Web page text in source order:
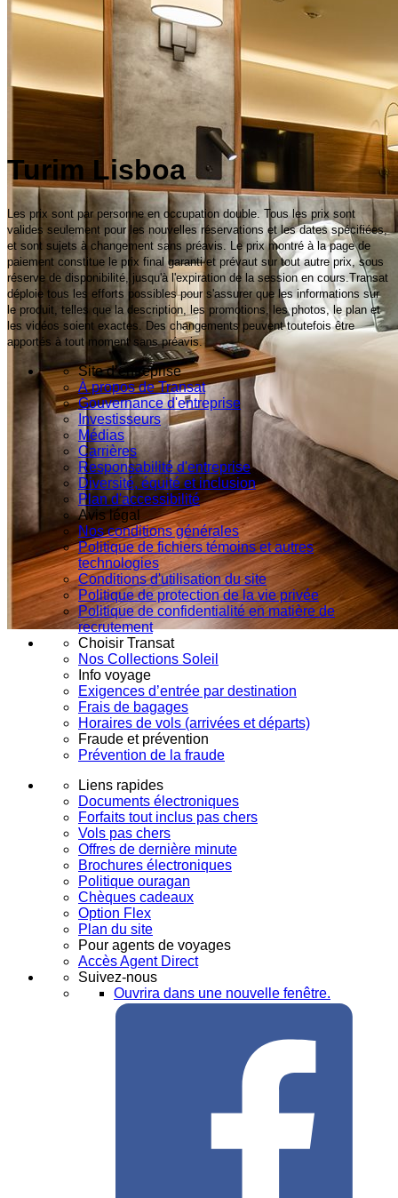
Turim Lisboa
Les prix sont par personne en occupation double. Tous les prix sont
valides seulement pour les nouvelles réservations et les dates spécifiées,
et sont sujets à changement sans préavis. Le prix montré à la page de
paiement constitue le prix final garanti et prévaut sur tout autre prix, sous
réserve de disponibilité, jusqu'à l'expiration de la session en cours.Transat
déploie tous les efforts possibles pour s'assurer que les informations sur
le produit, telles que la description, les promotions, les photos, le plan et
les vidéos soient exactes. Des changements peuvent toutefois être
apportés à tout moment sans préavis.
Site d’entreprise
À propos de Transat
Gouvernance d'entreprise
Investisseurs
Médias
Carrières
Responsabilité d'entreprise
Diversité, équité et inclusion
Plan d'accessibilité
Avis légal
Nos conditions générales
Politique de fichiers témoins et autres
technologies
Conditions d'utilisation du site
Politique de protection de la vie privée
Politique de confidentialité en matière de
recrutement
Choisir Transat
Nos Collections Soleil
Info voyage
Exigences d’entrée par destination
Frais de bagages
Horaires de vols (arrivées et départs)
Fraude et prévention
Prévention de la fraude
Liens rapides
Documents électroniques
Forfaits tout inclus pas chers
Vols pas chers
Offres de dernière minute
Brochures électroniques
Politique ouragan
Chèques cadeaux
Option Flex
Plan du site
Pour agents de voyages
Accès Agent Direct
Suivez-nous
Ouvrira dans une nouvelle fenêtre.